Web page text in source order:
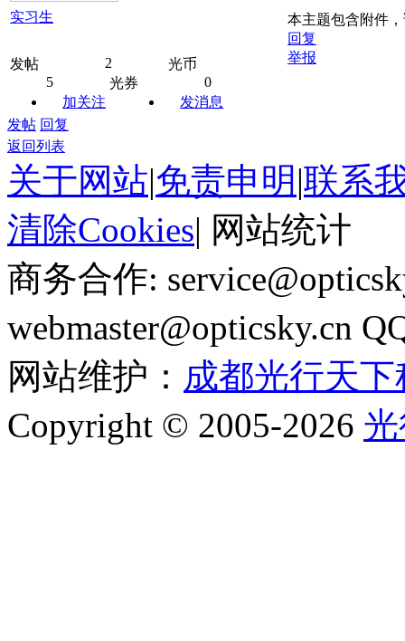
实习生
发帖 2
光币
5
光券
0
加关注
发消息
本主题包含附件
回复
举报
发帖 回复
返回列表
关于网站|免责申明 |联系
清除Cookies| 网站统计
商务合作:
webmaster@opticsky.cn
网站维护： 成都光行天
Copyright © 2005-2026